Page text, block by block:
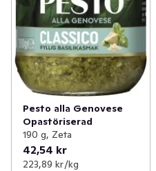
Pesto alla Genovese
Opastöriserad
190 g, Zeta
42,54 kr
223,89 kr /kg